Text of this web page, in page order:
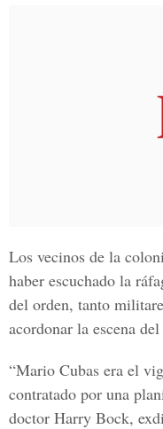
Los vecinos de la
haber escuchado la
del orden, tanto
acordonar la escena
“Mario Cubas era el
contratado por una
doctor Harry Bock,